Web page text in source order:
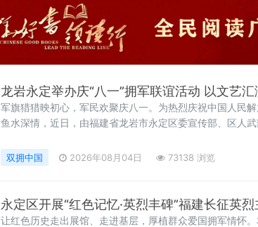
龙岩永定举办庆“八一”拥军联谊活动 以文艺
军旗猎猎映初心，军民欢聚庆八一。为热烈庆祝中国人民
鱼水深情，近日，由福建省龙岩市永定区委宣传部、区人
代表、青年企业家代表
双拥中国 2026年08月04日 73138 浏览
永定区开展“红色记忆·英烈丰碑”福建长征英
让红色历史走出展馆、走进基层，厚植群众爱国拥军情怀